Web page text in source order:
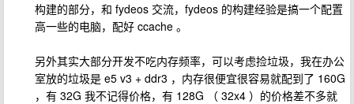
构建的部分，和 fydeos 交流，fydeos 的构建经验是搞一个配置
高一些的电脑，配好 ccache 。
另外其实大部分开发不吃内存频率，可以考虑捡垃圾，我在办公
室放的垃圾是 e5 v3 + ddr3 ，内存很便宜很容易就配到了 160G
，有 32G 我不记得价格，有 128G （ 32x4 ）的价格差不多就